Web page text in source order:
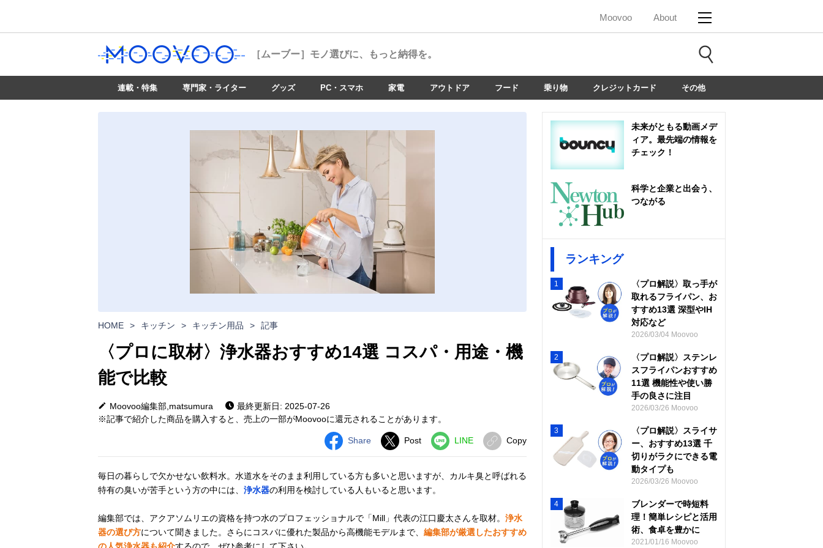
Moovoo About
［ムーブー］ モノ選びに、もっと納得を。
連載・特集 専門家・ライター グッズ PC・スマホ 家電 アウトドア フード 乗り物 クレジットカード その他
HOME > キッチン > キッチン用品 > 記事
〈プロに取材〉浄水器おすすめ14選 コスパ・用途・機
能で比較
Moovoo編集部,matsumura
最終更新日: 2025-07-26
※記事で紹介した商品を購入すると、売上の一部がMoovooに還元されることがあります。
Share Post LINE Copy
毎日の暮らしで欠かせない飲料水。水道水をそのまま利用している方も多いと思いますが、カルキ臭と呼ばれる
特有の臭いが苦手という方の中には、 浄水器の利用を検討している人もいると思います。
編集部では、アクアソムリエの資格を持つ水のプロフェッショナルで「Mill」代表の江口慶太さんを取材。 浄水
器の選び方について聞きました。さらにコスパに優れた製品から高機能モデルまで、 編集部が厳選したおすすめ
の人気浄水器も紹介するので、ぜひ参考にして下さい。
未来がともる動画メデ
ィア。最先端の情報を
チェック！
科学と企業と出会う、
つながる
ランキング
1
〈プロ解説〉取っ手が
取れるフライパン、お
すすめ13選 深型やIH
対応など
2026/03/04 Moovoo
2
〈プロ解説〉ステンレ
スフライパンおすすめ
11選 機能性や使い勝
手の良さに注目
2026/03/26 Moovoo
3
〈プロ解説〉スライサ
ー、おすすめ13選 千
切りがラクにできる電
動タイプも
2026/03/26 Moovoo
4
ブレンダーで時短料
理！簡単レシピと活用
術、食卓を豊かに
2021/01/16 Moovoo